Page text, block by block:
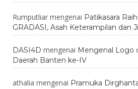
Rumputliar mengenai Patikasara
GRADASI, Asah Keterampilan dan
DASI4D mengenai Mengenal Logo
Daerah Banten ke-IV
athalia mengenai Pramuka